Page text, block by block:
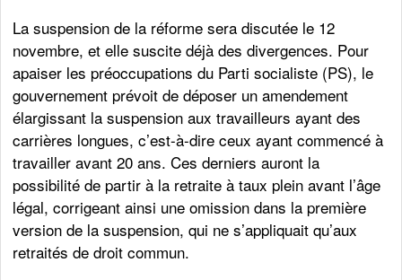
La suspension de la réforme sera discutée le 12
novembre, et elle suscite déjà des divergences. Pour
apaiser les préoccupations du Parti socialiste (PS), le
gouvernement prévoit de déposer un amendement
élargissant la suspension aux travailleurs ayant des
carrières longues, c’est-à-dire ceux ayant commencé à
travailler avant 20 ans. Ces derniers auront la
possibilité de partir à la retraite à taux plein avant l’âge
légal, corrigeant ainsi une omission dans la première
version de la suspension, qui ne s’appliquait qu’aux
retraités de droit commun.